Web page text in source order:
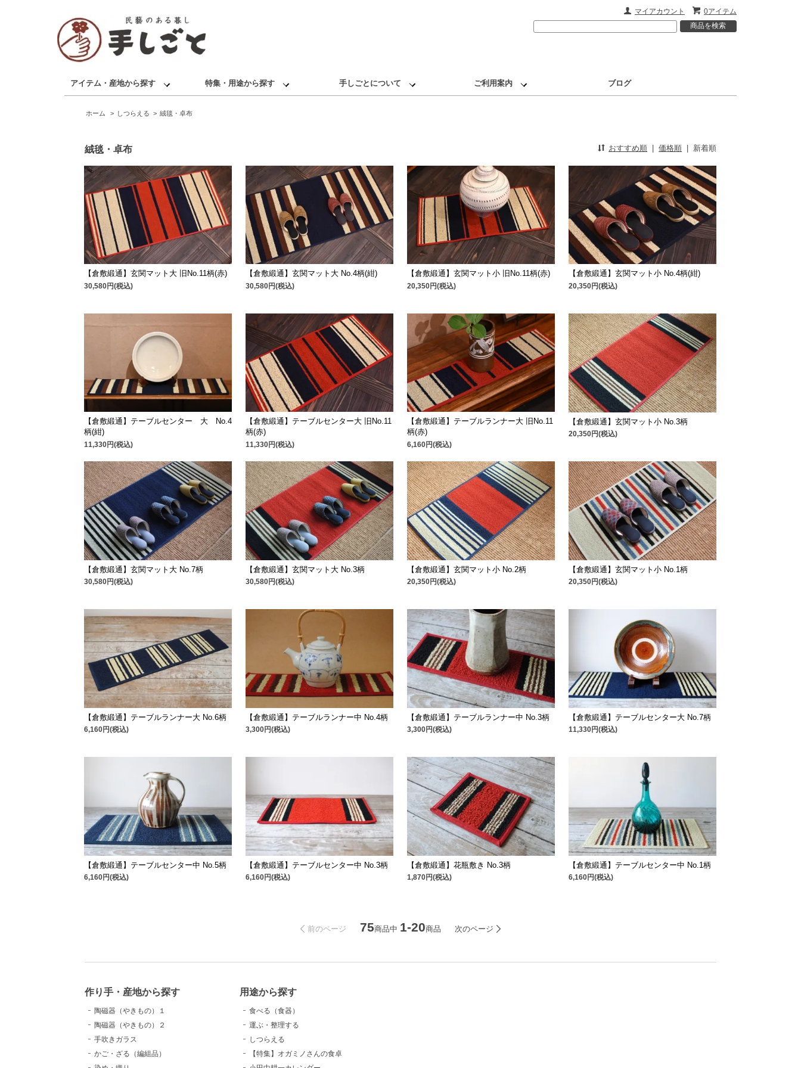
0アイテム
マイアカウント
アイテム・産地から探す 特集・用途から探す 手しごとについて ご利用案内 ブログ
ホーム > しつらえる > 絨毯・卓布
絨毯・卓布 おすすめ順 |価格順 新着順
【倉敷緞通】玄関マット大 旧No.11柄(赤)
30,580円(税込)
【倉敷緞通】玄関マット大 No.4柄(紺)
30,580円(税込)
【倉敷緞通】玄関マット小 旧No.11柄(赤)
20,350円(税込)
【倉敷緞通】玄関マット小 No.4柄(紺)
20,350円(税込)
【倉敷緞通】テーブルセンター 大 No.4
柄(紺)
11,330円(税込)
【倉敷緞通】テーブルセンター大 旧No.11
柄(赤)
11,330円(税込)
【倉敷緞通】テーブルランナー大 旧No.11
柄(赤)
6,160円(税込)
【倉敷緞通】玄関マット小 No.3柄
20,350円(税込)
【倉敷緞通】玄関マット大 No.7柄
30,580円(税込)
【倉敷緞通】玄関マット大 No.3柄
30,580円(税込)
【倉敷緞通】玄関マット小 No.2柄
20,350円(税込)
【倉敷緞通】玄関マット小 No.1柄
20,350円(税込)
【倉敷緞通】テーブルランナー大 No.6柄
6,160円(税込)
【倉敷緞通】テーブルランナー中 No.4柄
3,300円(税込)
【倉敷緞通】テーブルランナー中 No.3柄
3,300円(税込)
【倉敷緞通】テーブルセンター大 No.7柄
11,330円(税込)
【倉敷緞通】テーブルセンター中 No.5柄
6,160円(税込)
【倉敷緞通】テーブルセンター中 No.3柄
6,160円(税込)
【倉敷緞通】花瓶敷き No.3柄
1,870円(税込)
【倉敷緞通】テーブルセンター中 No.1柄
6,160円(税込)
前のページ 75商品中 1-20商品 次のページ
作り手・産地から探す
陶磁器（やきもの）１
陶磁器（やきもの）２
手吹きガラス
かご・ざる（編組品）
用途から探す
食べる（食器）
運ぶ・整理する
しつらえる
【特集】オガミノさんの食卓